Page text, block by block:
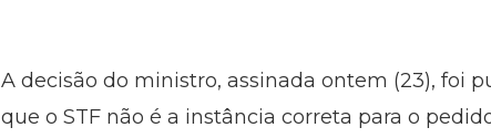
A decisão do ministro, assinada ontem (23), foi
que o STF não é a instância correta para o